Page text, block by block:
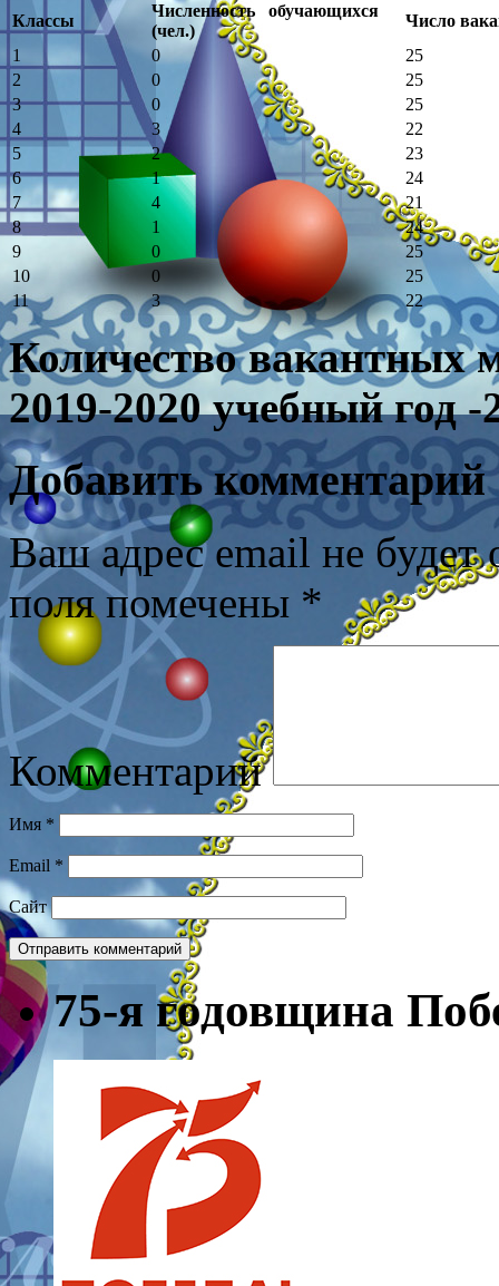
Классы
Численность обучающихся
(чел.)
Число
1
0
25
2
0
25
3
0
25
4
3
22
5
2
23
6
1
24
7
4
21
8
1
24
9
0
25
10
0
25
11
3 22
Количество вакантных
2019-2020 учебный год
Добавить комментарий
Ваш адрес email не будет
поля помечены *
Комментарий
Имя *
Email *
Сайт
75-я годовщина